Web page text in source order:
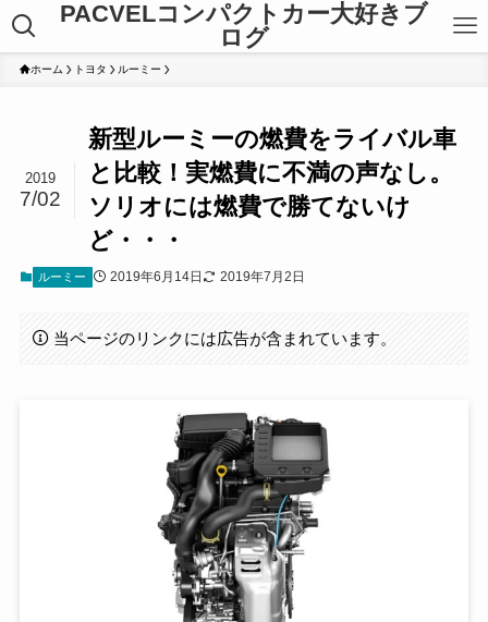
PACVELコンパクトカー大好きブ
ログ
ホーム トヨタ ルーミー
新型ルーミーの燃費をライバル車
と比較！実燃費に不満の声なし。
ソリオには燃費で勝てないけ
ど・・・
2019
7/02
ルーミー 2019年6月14日 2019年7月2日
当ページのリンクには広告が含まれています。